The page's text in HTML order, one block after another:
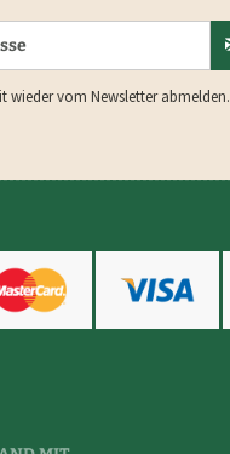
wieder vom Newsletter abmelden.